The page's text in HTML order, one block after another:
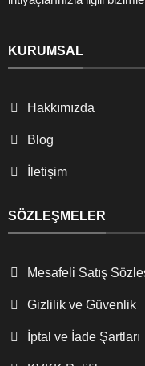
KURUMSAL
Hakkımızda
Blog
İletişim
SÖZLEŞMELER
Mesafeli Satış
Gizlilik ve Güvenlik
İptal ve İade Şartları